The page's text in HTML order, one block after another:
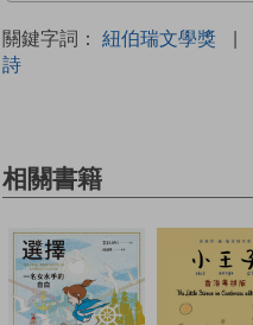
關鍵字詞： 紐伯瑞文學獎 |
詩
相關書籍